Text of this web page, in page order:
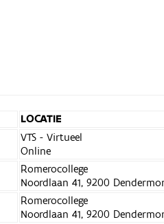
LOCATIE
VTS - Virtueel
Online
Romerocollege
Noordlaan 41, 9200
Romerocollege
Noordlaan 41, 9200